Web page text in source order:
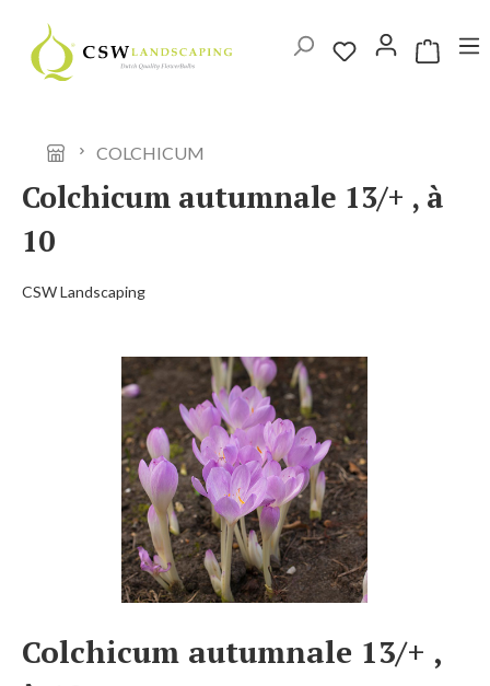
Ga naar de hoofdinhoud
COLCHICUM
Colchicum autumnale 13/+ , à
10
CSW Landscaping
Afbeeldingengalerij overslaan
Colchicum autumnale 13/+ ,